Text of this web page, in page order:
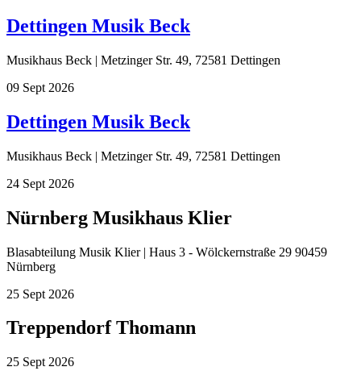
Dettingen Musik Beck
Musikhaus Beck | Metzinger Str. 49, 72581 Dettingen
09 Sept 2026
Dettingen Musik Beck
Musikhaus Beck | Metzinger Str. 49, 72581 Dettingen
24 Sept 2026
Nürnberg Musikhaus Klier
Blasabteilung Musik Klier | Haus 3 - Wölckernstraße 29 90459
Nürnberg
25 Sept 2026
Treppendorf Thomann
25 Sept 2026